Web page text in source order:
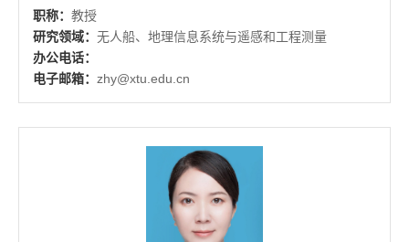
职称： 教授
研究领域： 无人船、地理信息系统与遥感和工程测量
办公电话：
电子邮箱： zhy@xtu.edu.cn